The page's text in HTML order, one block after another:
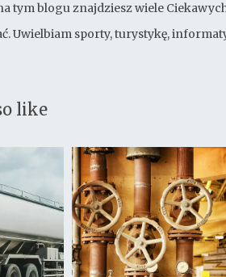
tym blogu znajdziesz wiele
Uwielbiam sporty, turystykę,
like